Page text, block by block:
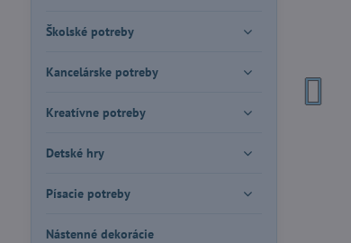
Školské potreby
Kancelárske potreby
Kreatívne potreby
Detské hry
Písacie potreby
Nástenné dekorácie